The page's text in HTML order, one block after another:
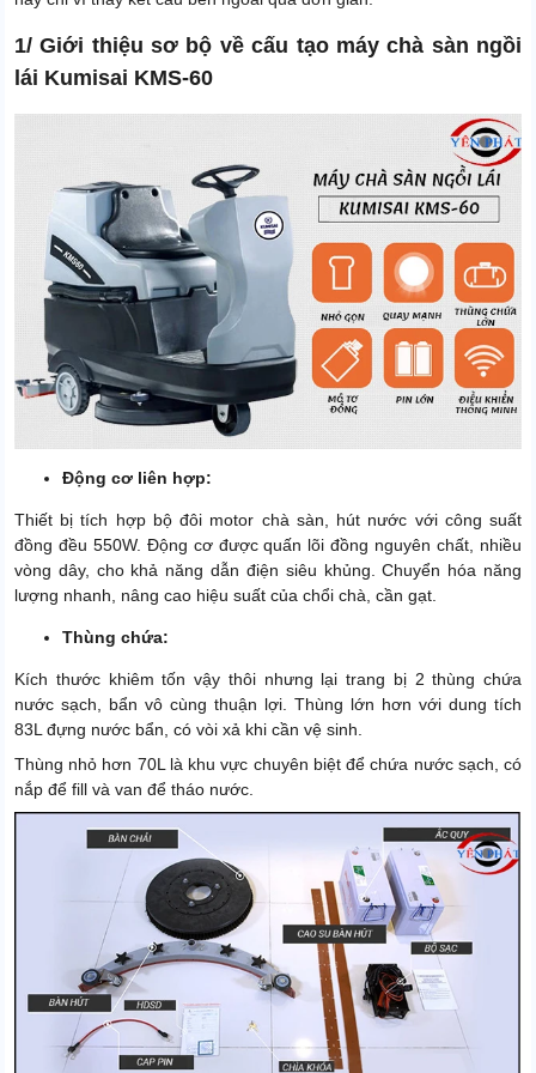
Trọng lượng sản phẩm 155 Kg
Thời gian bảo hành bình ắc
quy, sạc và van từ
6 tháng
Công suất 1600W
Xuất xứ Chính hãng
1/ Giới thiệu sơ bộ về cấu tạo máy chà sàn ngồi
lái Kumisai KMS-60
Động cơ liên hợp:
Thiết bị tích hợp bộ đôi motor chà sàn, hút nước với công suất
đồng đều 550W. Động cơ được quấn lõi đồng nguyên chất, nhiều
vòng dây, cho khả năng dẫn điện siêu khủng. Chuyển hóa năng
lượng nhanh, nâng cao hiệu suất của chổi chà, cần gạt.
Thùng chứa:
Kích thước khiêm tốn vậy thôi nhưng lại trang bị 2 thùng chứa
nước sạch, bẩn vô cùng thuận lợi. Thùng lớn hơn với dung tích
83L đựng nước bẩn, có vòi xả khi cần vệ sinh.
Thùng nhỏ hơn 70L là khu vực chuyên biệt để chứa nước sạch, có
nắp để fill và van để tháo nước.